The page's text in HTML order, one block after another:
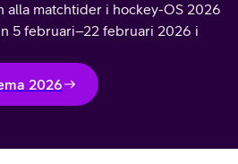
alla matchtider i hockey-OS 2026
5 februari–22 februari 2026 i
2026